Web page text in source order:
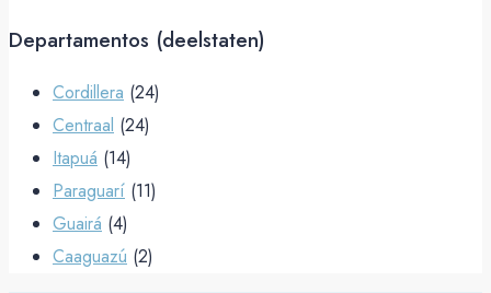
Departamentos (deelstaten)
Cordillera (24)
Centraal (24)
Itapuá (14)
Paraguarí (11)
Guairá (4)
Caaguazú (2)